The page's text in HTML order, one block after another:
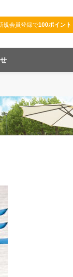
規会員登録で100ポイント